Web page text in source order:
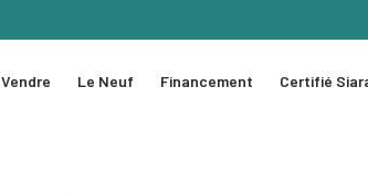
Vendre Le Neuf Financement Certifié